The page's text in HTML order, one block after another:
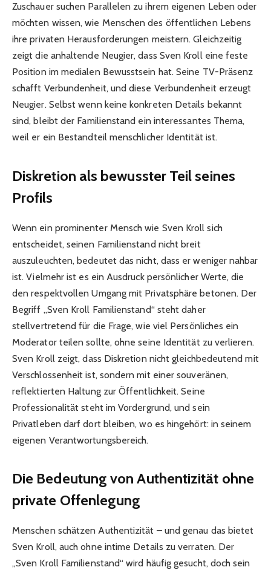
Zuschauer suchen Parallelen zu ihrem eigenen Leben oder
möchten wissen, wie Menschen des öffentlichen Lebens
ihre privaten Herausforderungen meistern. Gleichzeitig
zeigt die anhaltende Neugier, dass Sven Kroll eine feste
Position im medialen Bewusstsein hat. Seine TV-Präsenz
schafft Verbundenheit, und diese Verbundenheit erzeugt
Neugier. Selbst wenn keine konkreten Details bekannt
sind, bleibt der Familienstand ein interessantes Thema,
weil er ein Bestandteil menschlicher Identität ist.
Diskretion als bewusster Teil seines
Profils
Wenn ein prominenter Mensch wie Sven Kroll sich
entscheidet, seinen Familienstand nicht breit
auszuleuchten, bedeutet das nicht, dass er weniger nahbar
ist. Vielmehr ist es ein Ausdruck persönlicher Werte, die
den respektvollen Umgang mit Privatsphäre betonen. Der
Begriff „Sven Kroll Familienstand“ steht daher
stellvertretend für die Frage, wie viel Persönliches ein
Moderator teilen sollte, ohne seine Identität zu verlieren.
Sven Kroll zeigt, dass Diskretion nicht gleichbedeutend mit
Verschlossenheit ist, sondern mit einer souveränen,
reflektierten Haltung zur Öffentlichkeit. Seine
Professionalität steht im Vordergrund, und sein
Privatleben darf dort bleiben, wo es hingehört: in seinem
eigenen Verantwortungsbereich.
Die Bedeutung von Authentizität ohne
private Offenlegung
Menschen schätzen Authentizität – und genau das bietet
Sven Kroll, auch ohne intime Details zu verraten. Der
„Sven Kroll Familienstand“ wird häufig gesucht, doch sein